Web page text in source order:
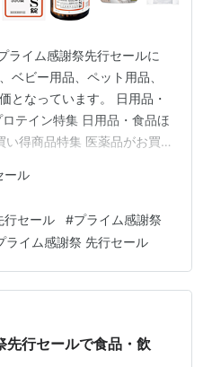
ライム感謝祭先行セールに
ベビー用品、ペット用品、
となっています。 日用品・
テイン特集 日用品・食品ほ
い得商品特集 医薬品がお買
ントアップキャンペーン＆
ンス【10/10まで】 Amazon
無料【10/10まで】 Amazon
ランも最大4か月無料
ール
行セール #プライム感謝祭
ライム感謝祭 先行セール
行セールで食品・飲